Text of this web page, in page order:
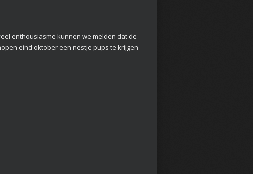
enthousiasme kunnen we melden dat de
eind oktober een nestje pups te krijgen